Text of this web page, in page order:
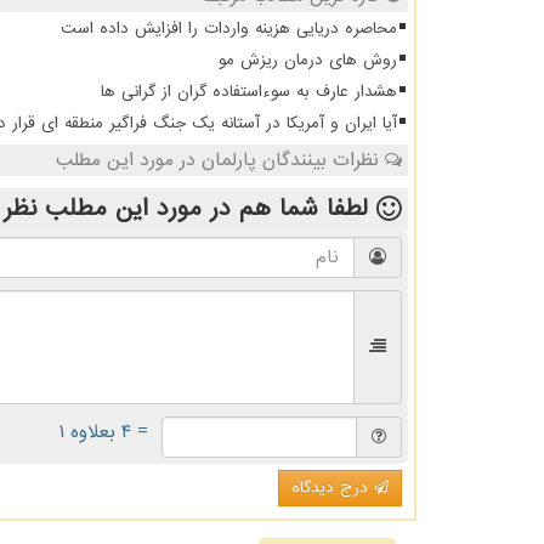
محاصره دریایی هزینه واردات را افزایش داده است
روش های درمان ریزش مو
هشدار عارف به سوءاستفاده گران از گرانی ها
آیا ایران و آمریکا در آستانه یک جنگ فراگیر منطقه ای قرار
نظرات بینندگان پارلمان در مورد این مطلب
لطفا شما هم در مورد این مطلب
= ۴ بعلاوه ۱
درج دیدگاه